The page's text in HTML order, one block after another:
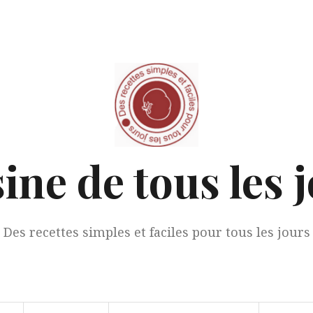
de tous les
Des recettes simples et faciles pour tous les jours